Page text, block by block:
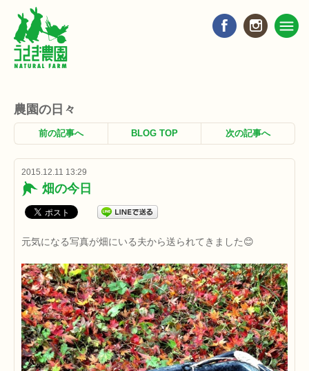
農園の日々
前の記事へ BLOG TOP 次の記事へ
2015.12.11 13:29
畑の今日
元気になる写真が畑にいる夫から送られてきました😊